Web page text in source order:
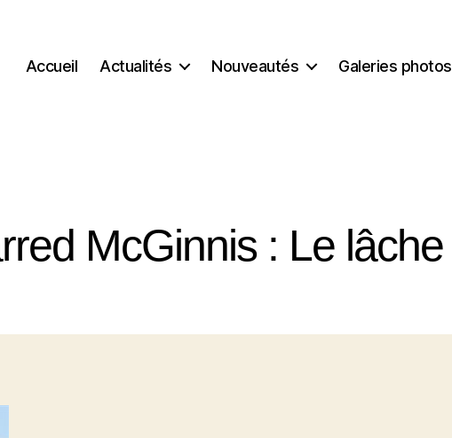
Accueil Actualités Nouveautés Galeries photos
McGinnis : Le lâche